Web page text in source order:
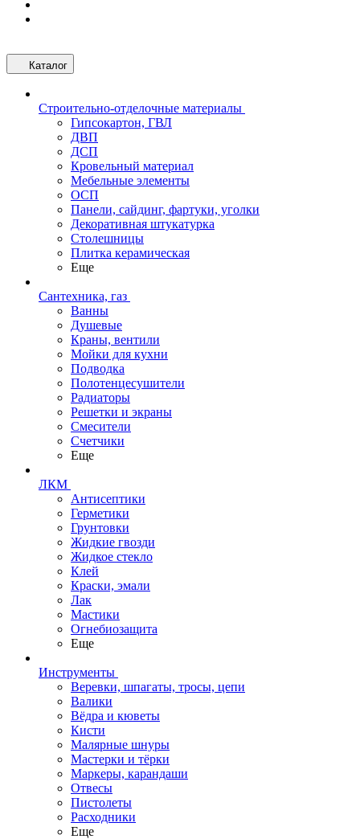
Каталог
Строительно-отделочные материалы
Гипсокартон, ГВЛ
ДВП
ДСП
Кровельный материал
Мебельные элементы
ОСП
Панели, сайдинг, фартуки, уголки
Декоративная штукатурка
Столешницы
Плитка керамическая
Еще
Сантехника, газ
Ванны
Душевые
Краны, вентили
Мойки для кухни
Подводка
Полотенцесушители
Радиаторы
Решетки и экраны
Смесители
Счетчики
Еще
ЛКМ
Антисептики
Герметики
Грунтовки
Жидкие гвозди
Жидкое стекло
Клей
Краски, эмали
Лак
Мастики
Огнебиозащита
Еще
Инструменты
Веревки, шпагаты, тросы, цепи
Валики
Вёдра и кюветы
Кисти
Малярные шнуры
Мастерки и тёрки
Маркеры, карандаши
Отвесы
Пистолеты
Расходники
Еще